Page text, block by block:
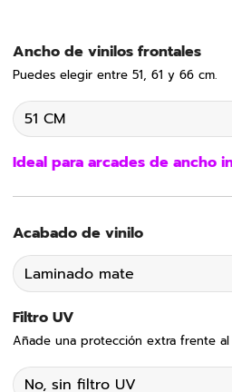
Ancho de vinilos frontales
Puedes elegir entre 51, 61 y 66 cm.
Ideal para arcades de ancho
Acabado de vinilo
Filtro UV
Añade una protección extra frente